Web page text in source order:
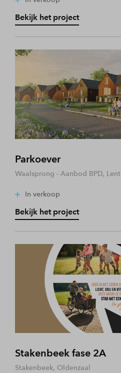
Bekijk het project
Parkoever
Waalsprong - Aanbod BPD, Lent
In verkoop
Bekijk het project
Stakenbeek fase 2A
Stakenbeek, Oldenzaal